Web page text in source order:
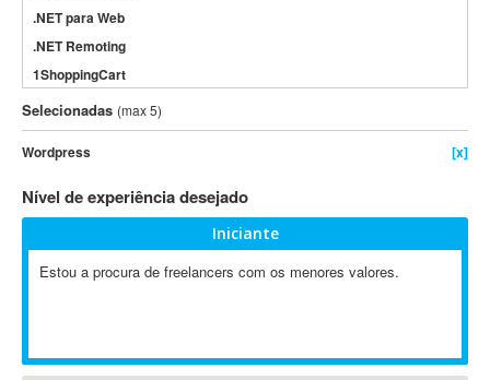
.NET para Web
.NET Remoting
1ShoppingCart
3DS Max
3GSM
4D Dimension
802.11
A&P
A2Billing
ABAP
Selecionadas (max 5)
Wordpress [x]
Nível de experiência desejado
Iniciante
Estou a procura de freelancers com os menores valores.